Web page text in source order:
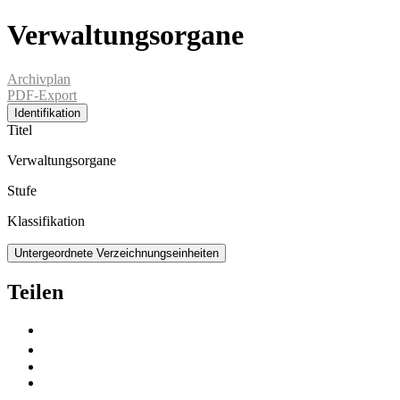
Verwaltungsorgane
Archivplan
PDF-Export
Identifikation
Titel
Verwaltungsorgane
Stufe
Klassifikation
Untergeordnete Verzeichnungseinheiten
Teilen